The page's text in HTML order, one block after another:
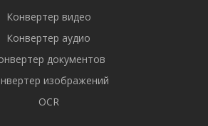
Конвертер видео
Конвертер аудио
документов
изображений
OCR